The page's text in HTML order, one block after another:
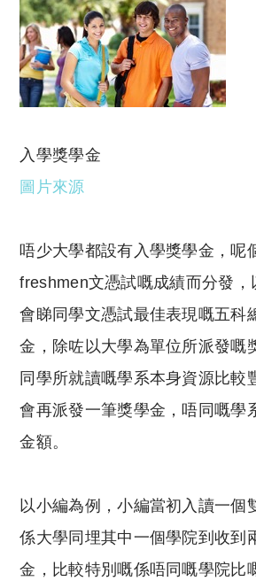
入學獎學金
圖片來源
唔少大學都設有入學獎學金，呢
freshmen文憑試嘅成績而分發，
會睇同學文憑試最佳表現嘅五科
金，除咗以大學為單位所派發嘅
同學所就讀嘅學系本身資源比較
會再派發一筆獎學金，唔同嘅學
金額。
以小編為例，小編當初入讀一個
係大學同埋其中一個學院到收到
金，比較特別嘅係唔同嘅學院比